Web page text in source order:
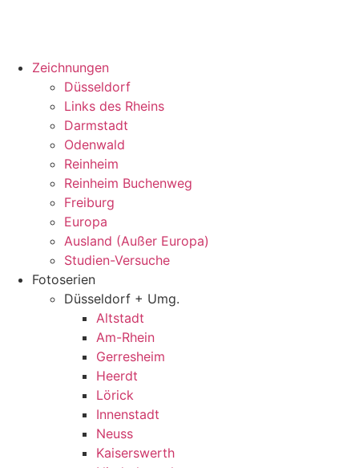
Zeichnungen
Düsseldorf
Links des Rheins
Darmstadt
Odenwald
Reinheim
Reinheim Buchenweg
Freiburg
Europa
Ausland (Außer Europa)
Studien-Versuche
Fotoserien
Düsseldorf + Umg.
Altstadt
Am-Rhein
Gerresheim
Heerdt
Lörick
Innenstadt
Neuss
Kaiserswerth